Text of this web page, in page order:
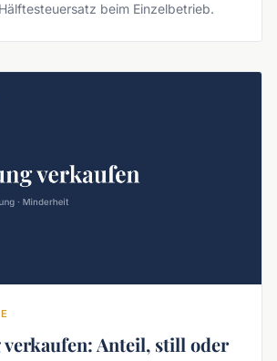
beim Einzelbetrieb.
Anteil, still oder